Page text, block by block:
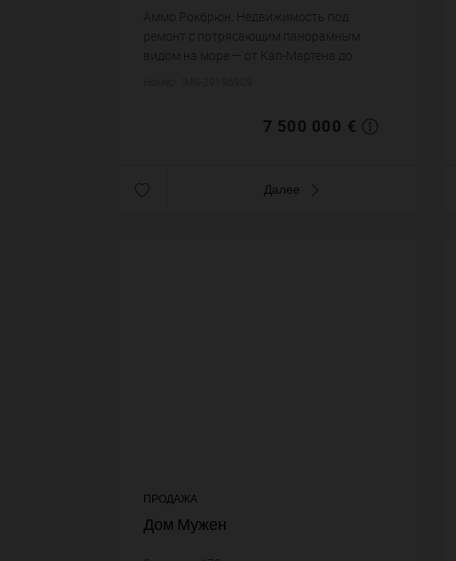
1 000 кв.м. зем. уч.
28 409,09 € цена за кв.м.
Аммо Рокбрюн. Недвижимость под
ремонт с потрясающим панорамным
видом на море — от Кап-Мартена до
7 500 000 €
Далее
ПРОДАЖА
Дом Мужен